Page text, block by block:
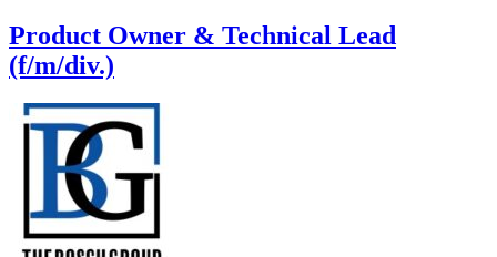
Product Owner & Technical Lead
(f/m/div.)